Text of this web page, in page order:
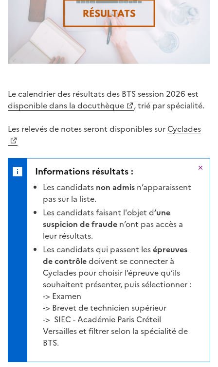
Le calendrier des résultats des BTS session 2026 est
disponible dans la docuthèque
, trié par spécialité.
Les relevés de notes seront disponibles sur Cyclades
Informations résultats :
Les candidats non admis n’apparaissent
pas sur la liste.
Les candidats faisant l'objet d’une
suspicion de fraude n’ont pas accès a
leur résultats.
Les candidats qui passent lesépreuves
de contrôledoivent se connecter à
Cyclades pour choisir l’épreuve qu’ils
souhaitent présenter, puis sélectionner :
-> Examen
-> Brevet de technicien supérieur
-> SIEC - Académie Paris Créteil
Versailles et filtrer selon la spécialité de
BTS.